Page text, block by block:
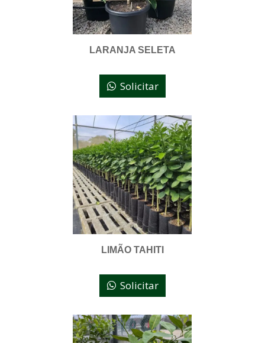
LARANJA SELETA
Solicitar
LIMÃO TAHITI
Solicitar